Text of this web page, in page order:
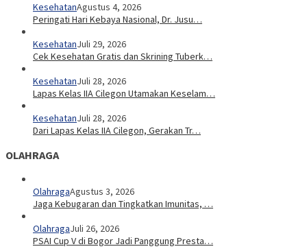
KesehatanAgustus 4, 2026
Peringati Hari Kebaya Nasional, Dr. Jusu…
KesehatanJuli 29, 2026
Cek Kesehatan Gratis dan Skrining Tuberk…
KesehatanJuli 28, 2026
Lapas Kelas IIA Cilegon Utamakan Keselam…
KesehatanJuli 28, 2026
Dari Lapas Kelas IIA Cilegon, Gerakan Tr…
OLAHRAGA
OlahragaAgustus 3, 2026
Jaga Kebugaran dan Tingkatkan Imunitas, …
OlahragaJuli 26, 2026
PSAI Cup V di Bogor Jadi Panggung Presta…